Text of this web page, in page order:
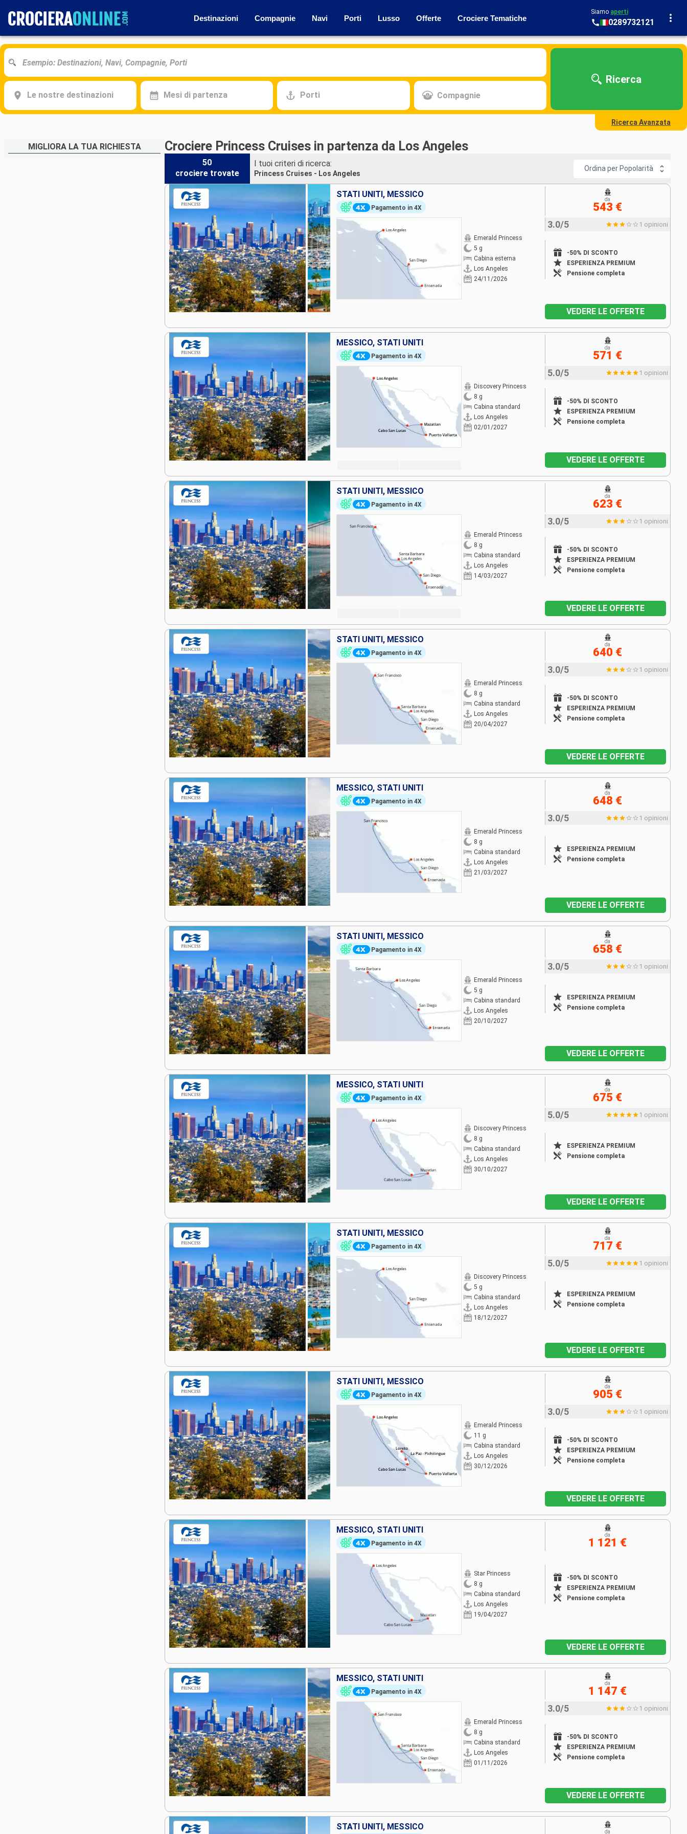
Destinazioni Compagnie Navi Porti Lusso Offerte Crociere Tematiche
Siamo aperti
0289732121
Le nostre destinazioni Mesi di partenza Porti Compagnie
Ricerca
Ricerca Avanzata
MIGLIORA LA TUA RICHIESTA Crociere Princess Cruises in partenza da Los Angeles
50
crociere trovate
I tuoi criteri di ricerca:
Princess Cruises - Los Angeles
Ordina per Popolarità
STATI UNITI, MESSICO
Pagamento in 4X
Emerald Princess
5 g
Cabina esterna
Los Angeles
24/11/2026
3.0/5 1 opinioni
-50% DI SCONTO
ESPERIENZA PREMIUM
Pensione completa
da
543 €
VEDERE LE OFFERTE
MESSICO, STATI UNITI
Pagamento in 4X
Discovery Princess
8 g
Cabina standard
Los Angeles
02/01/2027
5.0/5 1 opinioni
-50% DI SCONTO
ESPERIENZA PREMIUM
Pensione completa
da
571 €
VEDERE LE OFFERTE
STATI UNITI, MESSICO
Pagamento in 4X
Emerald Princess
8 g
Cabina standard
Los Angeles
14/03/2027
3.0/5 1 opinioni
-50% DI SCONTO
ESPERIENZA PREMIUM
Pensione completa
da
623 €
VEDERE LE OFFERTE
STATI UNITI, MESSICO
Pagamento in 4X
Emerald Princess
8 g
Cabina standard
Los Angeles
20/04/2027
3.0/5 1 opinioni
-50% DI SCONTO
ESPERIENZA PREMIUM
Pensione completa
da
640 €
VEDERE LE OFFERTE
MESSICO, STATI UNITI
Pagamento in 4X
Emerald Princess
8 g
Cabina standard
Los Angeles
21/03/2027
3.0/5 1 opinioni
ESPERIENZA PREMIUM
Pensione completa
da
648 €
VEDERE LE OFFERTE
STATI UNITI, MESSICO
Pagamento in 4X
Emerald Princess
5 g
Cabina standard
Los Angeles
20/10/2027
3.0/5 1 opinioni
ESPERIENZA PREMIUM
Pensione completa
da
658 €
VEDERE LE OFFERTE
MESSICO, STATI UNITI
Pagamento in 4X
Discovery Princess
8 g
Cabina standard
Los Angeles
30/10/2027
5.0/5 1 opinioni
ESPERIENZA PREMIUM
Pensione completa
da
675 €
VEDERE LE OFFERTE
STATI UNITI, MESSICO
Pagamento in 4X
Discovery Princess
5 g
Cabina standard
Los Angeles
18/12/2027
5.0/5 1 opinioni
ESPERIENZA PREMIUM
Pensione completa
da
717 €
VEDERE LE OFFERTE
STATI UNITI, MESSICO
Pagamento in 4X
Emerald Princess
11 g
Cabina standard
Los Angeles
30/12/2026
3.0/5 1 opinioni
-50% DI SCONTO
ESPERIENZA PREMIUM
Pensione completa
da
905 €
VEDERE LE OFFERTE
MESSICO, STATI UNITI
Pagamento in 4X
Star Princess
8 g
Cabina standard
Los Angeles
19/04/2027
-50% DI SCONTO
ESPERIENZA PREMIUM
Pensione completa
da
1 121 €
VEDERE LE OFFERTE
MESSICO, STATI UNITI
Pagamento in 4X
Emerald Princess
8 g
Cabina standard
Los Angeles
01/11/2026
3.0/5 1 opinioni
-50% DI SCONTO
ESPERIENZA PREMIUM
Pensione completa
da
1 147 €
VEDERE LE OFFERTE
STATI UNITI, MESSICO
da